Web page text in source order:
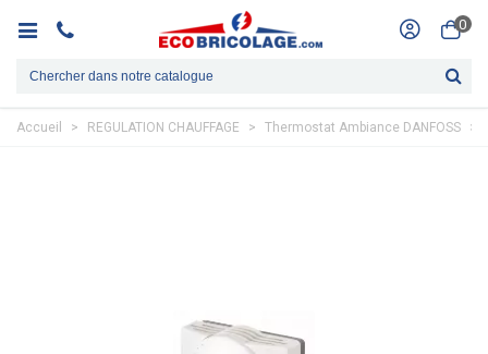
0
Accueil > REGULATION CHAUFFAGE > Thermostat Ambiance DANFOSS >